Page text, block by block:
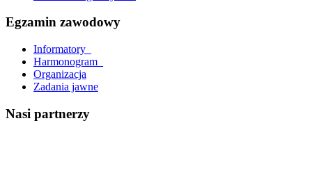
Egzamin zawodowy
Informatory_
Harmonogram_
Organizacja
Zadania jawne
Nasi partnerzy